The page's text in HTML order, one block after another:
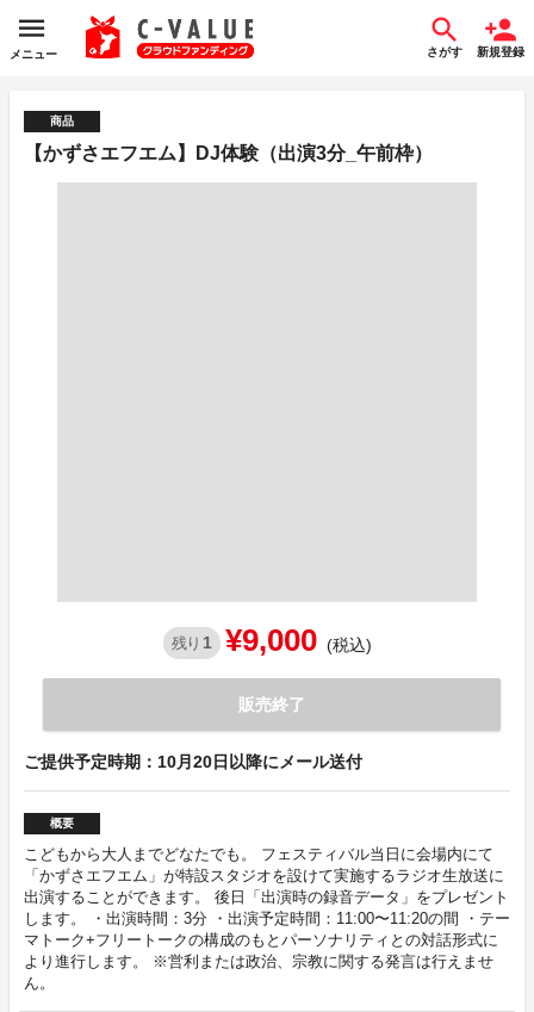
メニュー さがす 新規登録
商品
【かずさエフエム】DJ体験（出演3分_午前枠）
残り 1 ¥9,000 (税込)
販売終了
ご提供予定時期：10月20日以降にメール送付
概要
こどもから大人までどなたでも。 フェスティバル当日に会場内にて
「かずさエフエム」が特設スタジオを設けて実施するラジオ生放送に
出演することができます。 後日「出演時の録音データ」をプレゼント
します。 ・出演時間：3分 ・出演予定時間：11:00〜11:20の間 ・テー
マトーク+フリートークの構成のもとパーソナリティとの対話形式に
より進行します。 ※営利または政治、宗教に関する発言は行えませ
ん。